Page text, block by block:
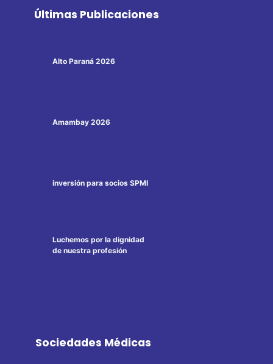
Últimas Publicaciones
Alto Paraná 2026
Amambay 2026
inversión para socios SPMI
Luchemos por la dignidad
de nuestra profesión
Sociedades Médicas